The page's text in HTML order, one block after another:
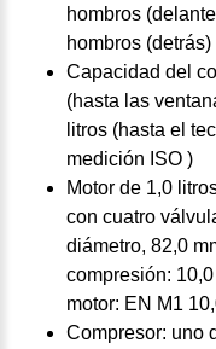
hombros
hombros (detrás)
Capacidad del
(hasta las
litros (hasta el
medición ISO )
Motor de 1,0
con cuatro
diámetro, 82,0
compresión:
motor: EN M1
Compresor: uno